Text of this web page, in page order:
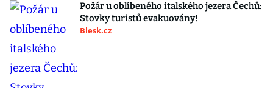
Požár u oblíbeného italského jezera Čechů:
Stovky turistů evakuovány!
Blesk.cz